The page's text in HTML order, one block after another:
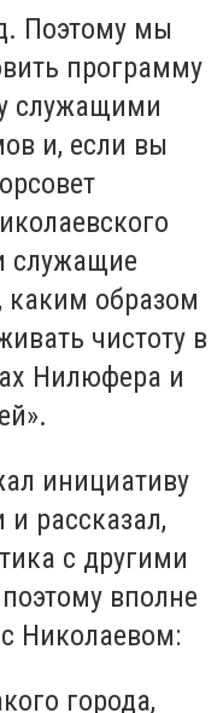
Поэтому мы
программу
служащими
и, если вы
служащие
образом
чистоту в
Нилюфера и
инициативу
рассказал,
с другими
вполне
Николаевом:
города,